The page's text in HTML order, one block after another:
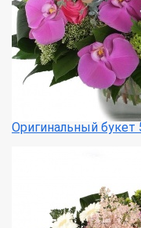
Оригинальный букет